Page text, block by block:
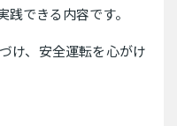
できる内容です。
け、安全運転を心がけ